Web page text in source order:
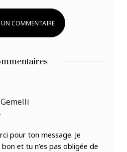
pour ton message. Je
bon et tu n’es pas obligée de